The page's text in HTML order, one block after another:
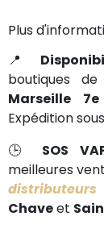
Plus
📍
boutiques de
Marseille
Expédition
🕒 SOS
meilleures
distributeurs
Chaveet